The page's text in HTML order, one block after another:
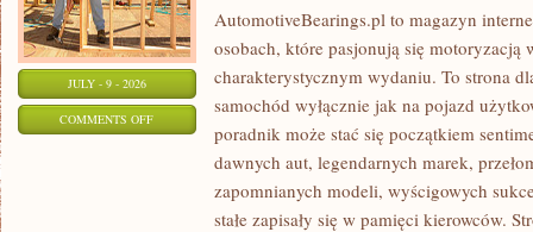
JULY - 9 - 2026
COMMENTS OFFON
SAMOCHODY
AutomotiveBearings.pl to magazyn
osobach, które pasjonują się motoryzacją
charakterystycznym wydaniu. To strona
samochód wyłącznie jak na pojazd
poradnik może stać się początkiem
dawnych aut, legendarnych marek,
zapomnianych modeli, wyścigowych
stałe zapisały się w pamięci kierowców.